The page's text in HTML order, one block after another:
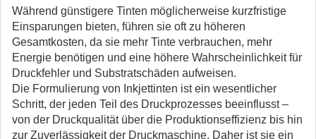
Während günstigere Tinten möglicherweise kurzfristige
Einsparungen bieten, führen sie oft zu höheren
Gesamtkosten, da sie mehr Tinte verbrauchen, mehr
Energie benötigen und eine höhere Wahrscheinlichkeit für
Druckfehler und Substratschäden aufweisen.
Die Formulierung von Inkjettinten ist ein wesentlicher
Schritt, der jeden Teil des Druckprozesses beeinflusst –
von der Druckqualität über die Produktionseffizienz bis hin
zur Zuverlässigkeit der Druckmaschine. Daher ist sie ein